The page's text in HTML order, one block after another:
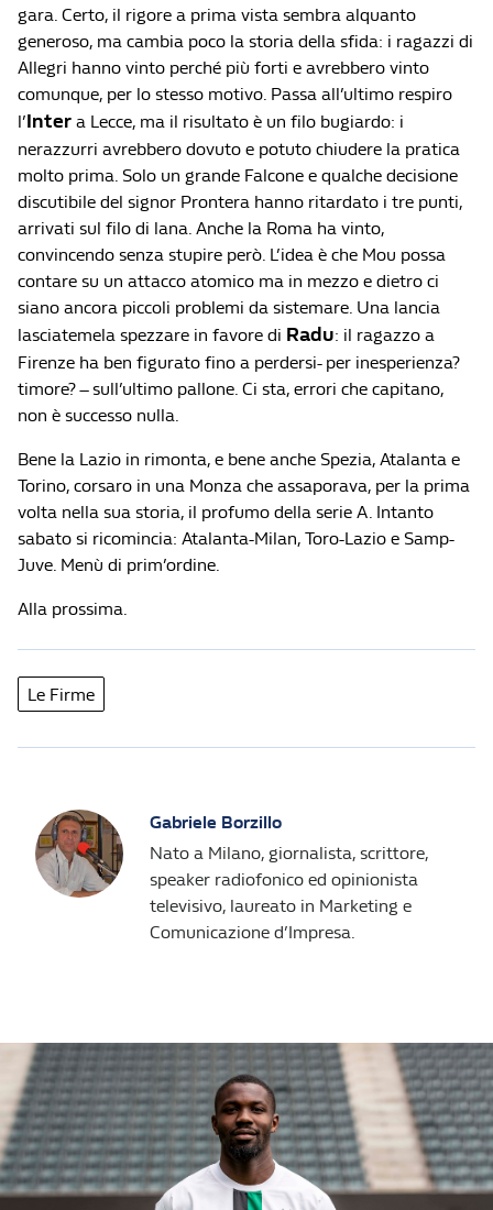
gara. Certo, il rigore a prima vista sembra alquanto
generoso, ma cambia poco la storia della sfida: i ragazzi di
Allegri hanno vinto perché più forti e avrebbero vinto
comunque, per lo stesso motivo. Passa all’ultimo respiro
l’Inter a Lecce, ma il risultato è un filo bugiardo: i
nerazzurri avrebbero dovuto e potuto chiudere la pratica
molto prima. Solo un grande Falcone e qualche decisione
discutibile del signor Prontera hanno ritardato i tre punti,
arrivati sul filo di lana. Anche la Roma ha vinto,
convincendo senza stupire però. L’idea è che Mou possa
contare su un attacco atomico ma in mezzo e dietro ci
siano ancora piccoli problemi da sistemare. Una lancia
lasciatemela spezzare in favore di Radu: il ragazzo a
Firenze ha ben figurato fino a perdersi- per inesperienza?
timore? – sull’ultimo pallone. Ci sta, errori che capitano,
non è successo nulla.
Bene la Lazio in rimonta, e bene anche Spezia, Atalanta e
Torino, corsaro in una Monza che assaporava, per la prima
volta nella sua storia, il profumo della serie A. Intanto
sabato si ricomincia: Atalanta-Milan, Toro-Lazio e Samp-
Juve. Menù di prim’ordine.
Alla prossima.
Le Firme
Gabriele Borzillo
Nato a Milano, giornalista, scrittore,
speaker radiofonico ed opinionista
televisivo, laureato in Marketing e
Comunicazione d’Impresa.